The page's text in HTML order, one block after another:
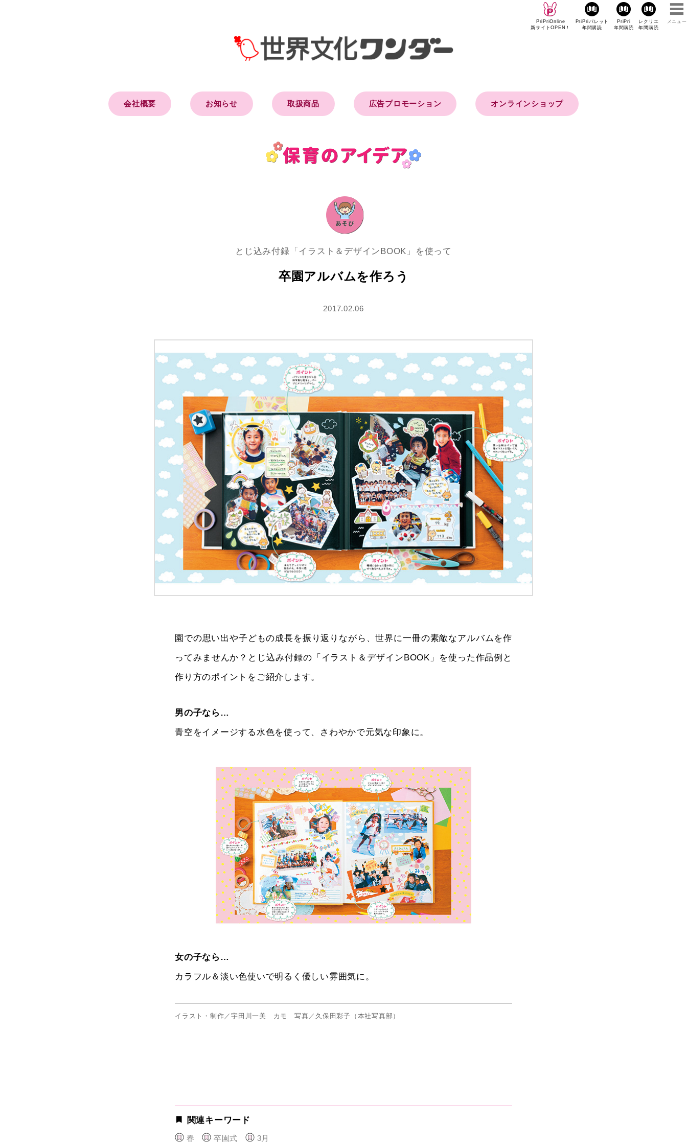
PriPriOnline
新サイトOPEN！
PriPriパレット
年間購読
PriPri
年間購読
レクリエ
年間購読
メニュー
会社概要 お知らせ 取扱商品 広告プロモーション オンラインショップ
とじ込み付録「イラスト＆デザインBOOK」を使って
卒園アルバムを作ろう
2017.02.06
園での思い出や子どもの成長を振り返りながら、世界に一冊の素敵なアルバムを作
ってみませんか？とじ込み付録の「イラスト＆デザインBOOK」を使った作品例と
作り方のポイントをご紹介します。
男の子なら…
青空をイメージする水色を使って、さわやかで元気な印象に。
女の子なら…
カラフル＆淡い色使いで明るく優しい雰囲気に。
イラスト・制作／宇田川一美 カモ 写真／久保田彩子（本社写真部）
関連キーワード
春 卒園式 3月